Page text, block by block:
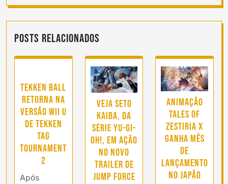
Posts Relacionados
Tekken Ball
retorna na
versão Wii U
de Tekken
Tag
Tournament
2
Após
Veja Seto
Kaiba, da
série Yu-Gi-
Oh!, em ação
no novo
trailer de
Jump Force
Animação
Tales of
Zestiria X
ganha mês
de
lançamento
no Japão